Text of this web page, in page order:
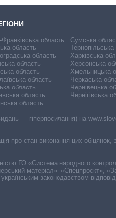
Франківська область
область
область
область
область
область
область
область
область
Сумська
Тернопільська
Харківська
Херсонська
Хмельницька
Черкаська
Чернівецька
Чернігівська
— гіперпосилання) на
про стан виконання цих
ГО «Система народного
матеріал», «Спецпроєкт»,
законодавством